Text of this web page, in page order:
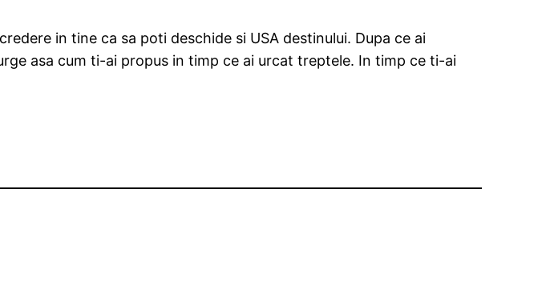
in tine ca sa poti deschide si USA destinului. Dupa ce ai
asa cum ti-ai propus in timp ce ai urcat treptele. In timp ce ti-ai